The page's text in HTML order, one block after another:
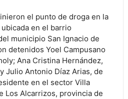
el punto de droga en la
en el barrio
municipio San Ignacio de
detenidos Yoel Campusano
Ana Cristina Hernández,
Julio Antonio Díaz Arias, de
en el sector Villa
Los Alcarrizos, provincia de